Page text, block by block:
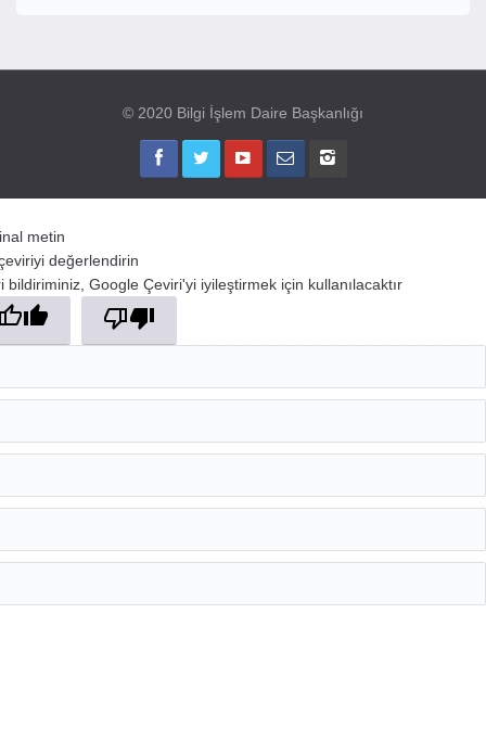
© 2020 Bilgi İşlem Daire Başkanlığı
metin
değerlendirin
bildiriminiz, Google Çeviri'yi iyileştirmek için kullanılacaktır